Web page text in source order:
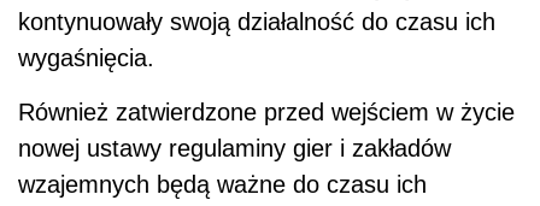
kontynuowały swoją działalność do czasu ich
wygaśnięcia.
Również zatwierdzone przed wejściem w życie
nowej ustawy regulaminy gier i zakładów
wzajemnych będą ważne do czasu ich